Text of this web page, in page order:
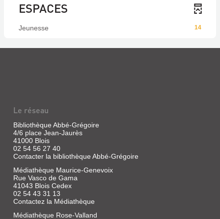
ESPACES
14
Jeunesse
Le réseau
Bibliothèque Abbé-Grégoire
4/6 place Jean-Jaurès
41000 Blois
02 54 56 27 40
Contacter la bibliothèque Abbé-Grégoire
Médiathèque Maurice-Genevoix
Rue Vasco de Gama
41043 Blois Cedex
02 54 43 31 13
Contactez la Médiathèque
Médiathèque Rose-Valland